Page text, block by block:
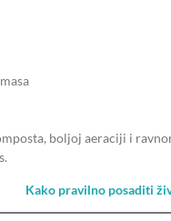
boljoj aeraciji i
Kako pravilno posaditi